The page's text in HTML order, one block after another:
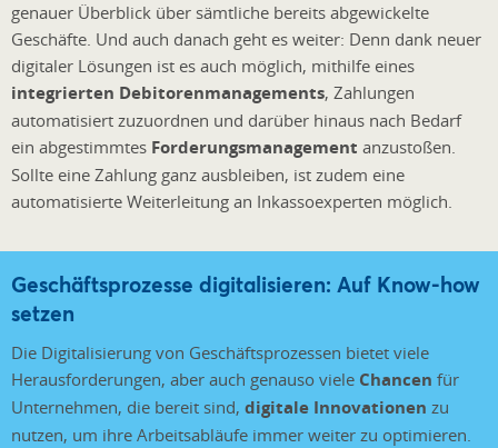
genauer Überblick über sämtliche bereits abgewickelte
Geschäfte. Und auch danach geht es weiter: Denn dank neuer
digitaler Lösungen ist es auch möglich, mithilfe eines
integrierten Debitorenmanagements, Zahlungen
automatisiert zuzuordnen und darüber hinaus nach Bedarf
ein abgestimmtes Forderungsmanagement anzustoßen.
Sollte eine Zahlung ganz ausbleiben, ist zudem eine
automatisierte Weiterleitung an Inkassoexperten möglich.
Geschäftsprozesse digitalisieren: Auf Know-how
setzen
Die Digitalisierung von Geschäftsprozessen bietet viele
Herausforderungen, aber auch genauso viele Chancen für
Unternehmen, die bereit sind, digitale Innovationen zu
nutzen, um ihre Arbeitsabläufe immer weiter zu optimieren.